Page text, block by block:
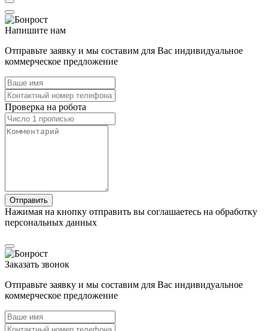
Напишите нам
Отправьте заявку и мы составим для Вас индивидуальное
коммерческое предложение
Проверка на робота
Нажимая на кнопку отправить вы соглашаетесь на обработку
персональных данных
Заказать звонок
Отправьте заявку и мы составим для Вас индивидуальное
коммерческое предложение